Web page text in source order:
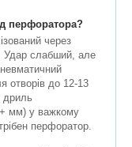
перфоратора?
через
Удар слабший, але
отворів до 12-13
дриль
мм) у важкому
перфоратор.